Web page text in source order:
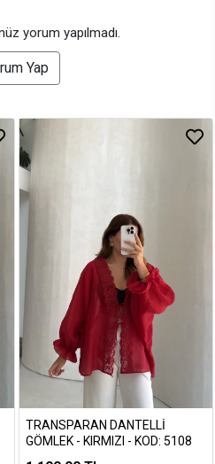
yorum yapılmadı.
Yap
TRANSPARAN DANTELLI
GÖMLEK - KIRMIZI - KOD: 5108